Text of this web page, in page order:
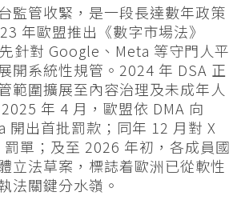
監管收緊，是一段長達數年政策
年歐盟推出《數字市場法》
先針對 Google、Meta 等守門人平
開系統性規管。2024 年 DSA 正
範圍擴展至內容治理及未成年人
年 4 月，歐盟依 DMA 向
開出首批罰款；同年 12 月對 X
罰單；及至 2026 年初，各成員國
立法草案，標誌着歐洲已從軟性
法關鍵分水嶺。